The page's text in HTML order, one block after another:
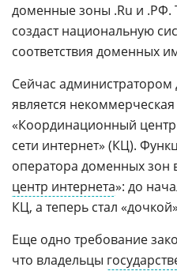
доменные зоны .Ru и .РФ.
создаст национальную
соответствия доменных
Сейчас
является
«Координационный
сети интернет» (КЦ).
оператора доменных зон
центр интернета»: до
КЦ, а теперь стал
Еще одно требование
что владельцы